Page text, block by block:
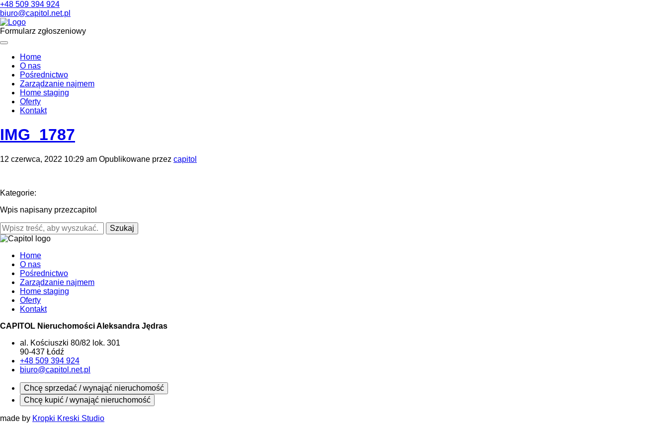
+48 509 394 924
biuro@capitol.net.pl
Formularz zgłoszeniowy
Home
O nas
Pośrednictwo
Zarządzanie najmem
Home staging
Oferty
Kontakt
IMG_1787
12 czerwca, 2022 10:29 am Opublikowane przez capitol
Kategorie:
Wpis napisany przezcapitol
Szukaj
Home
O nas
Pośrednictwo
Zarządzanie najmem
Home staging
Oferty
Kontakt
CAPITOL Nieruchomości Aleksandra Jędras
al. Kościuszki 80/82 lok. 301
90-437 Łódź
+48 509 394 924
biuro@capitol.net.pl
Chcę sprzedać / wynająć nieruchomość
Chcę kupić / wynająć nieruchomość
made by Kropki Kreski Studio